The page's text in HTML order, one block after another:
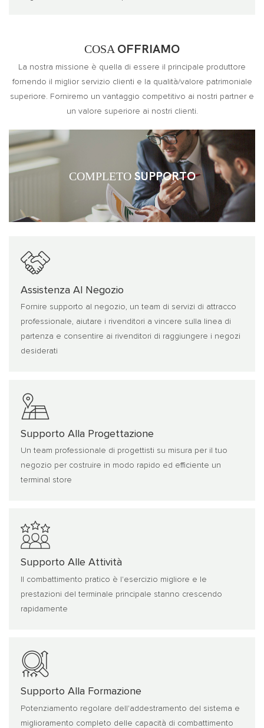
COSA OFFRIAMO
La nostra missione è quella di essere il principale produttore
fornendo il miglior servizio clienti e la qualità/valore patrimoniale
superiore. Forniremo un vantaggio competitivo ai nostri partner e
un valore superiore ai nostri clienti.
COMPLETO SUPPORTO
Assistenza Al Negozio
Fornire supporto al negozio, un team di servizi di attracco
professionale, aiutare i rivenditori a vincere sulla linea di
partenza e consentire ai rivenditori di raggiungere i negozi
desiderati
Supporto Alla Progettazione
Un team professionale di progettisti su misura per il tuo
negozio per costruire in modo rapido ed efficiente un
terminal store
Supporto Alle Attività
Il combattimento pratico è l'esercizio migliore e le
prestazioni del terminale principale stanno crescendo
rapidamente
Supporto Alla Formazione
Potenziamento regolare dell'addestramento del sistema e
miglioramento completo delle capacità di combattimento